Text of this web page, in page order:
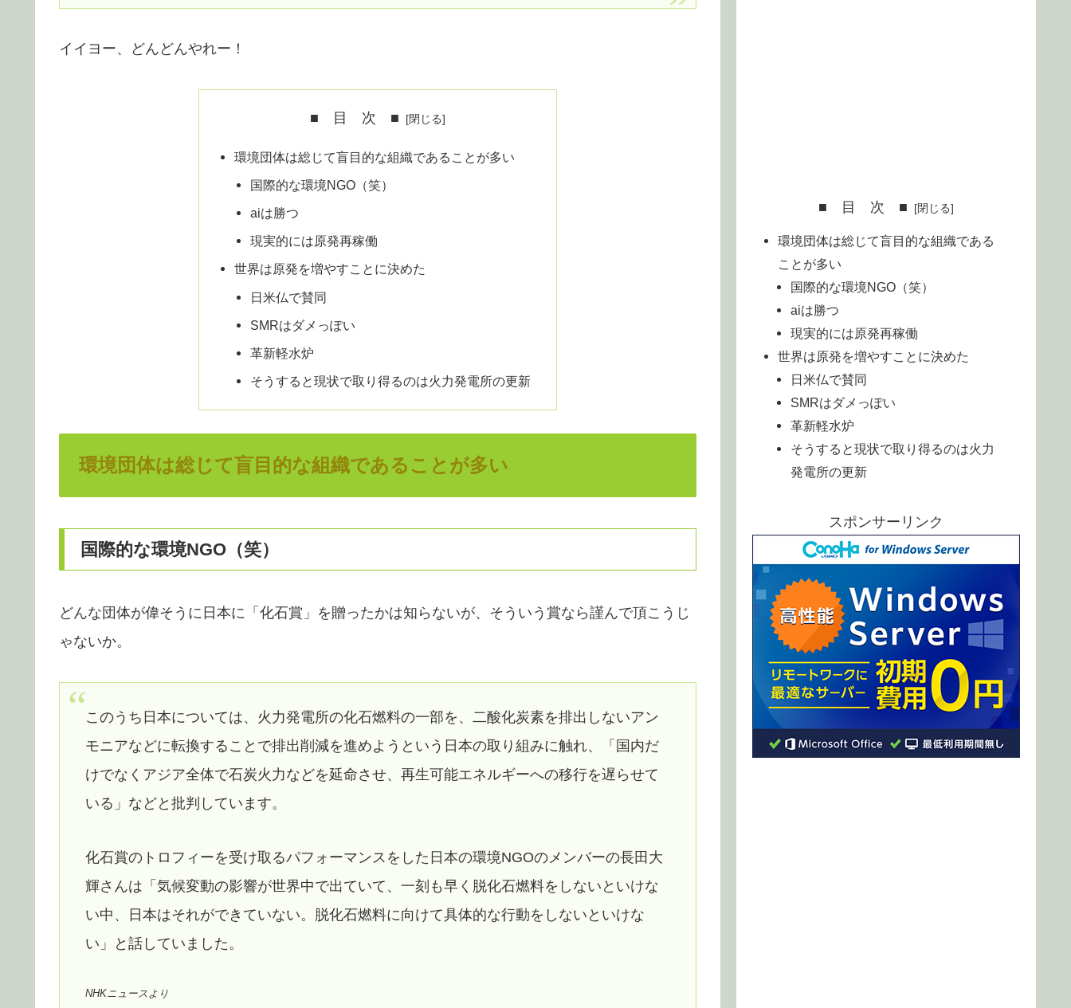
イイヨー、どんどんやれー！
■ 目 次 ■
環境団体は総じて盲目的な組織であることが多い
国際的な環境NGO（笑）
aiは勝つ
現実的には原発再稼働
世界は原発を増やすことに決めた
日米仏で賛同
SMRはダメっぽい
革新軽水炉
そうすると現状で取り得るのは火力発電所の更新
環境団体は総じて盲目的な組織であることが多い
国際的な環境NGO（笑）
どんな団体が偉そうに日本に「化石賞」を贈ったかは知らないが、そういう賞なら謹んで頂こうじ
ゃないか。
このうち日本については、火力発電所の化石燃料の一部を、二酸化炭素を排出しないアン
モニアなどに転換することで排出削減を進めようという日本の取り組みに触れ、「国内だ
けでなくアジア全体で石炭火力などを延命させ、再生可能エネルギーへの移行を遅らせて
いる」などと批判しています。
化石賞のトロフィーを受け取るパフォーマンスをした日本の環境NGOのメンバーの長田大
輝さんは「気候変動の影響が世界中で出ていて、一刻も早く脱化石燃料をしないといけな
い中、日本はそれができていない。脱化石燃料に向けて具体的な行動をしないといけな
い」と話していました。
NHKニュースより
■ 目 次 ■
環境団体は総じて盲目的な組織である
ことが多い
国際的な環境NGO（笑）
aiは勝つ
現実的には原発再稼働
世界は原発を増やすことに決めた
日米仏で賛同
SMRはダメっぽい
革新軽水炉
そうすると現状で取り得るのは火力
発電所の更新
スポンサーリンク